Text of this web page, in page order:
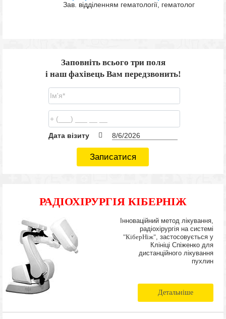
Зав. відділенням гематології, гематолог
Заповніть всього три поля
і наш фахівець Вам передзвонить!
Дата візиту
Записатися
РАДІОХІРУРГІЯ КІБЕРНІЖ
Інноваційний метод лікування,
радіохірургія на системі
"КіберНіж", застосовується у
Клініці Спіженко для
дистанційного лікування
пухлин
Детальніше